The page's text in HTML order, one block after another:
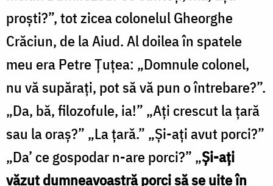
proşti?”, tot zicea colonelul Gheorghe
Crăciun, de la Aiud. Al doilea în spatele
meu era Petre Ţuţea: „Domnule colonel,
nu vă supăraţi, pot să vă pun o întrebare?”.
„Da, bă, filozofule, ia!” „Aţi crescut la ţară
sau la oraş?” „La ţară.” „Şi-aţi avut porci?”
„Da’ ce gospodar n-are porci?” „Şi-aţi
văzut dumneavoastră porci să se uite în